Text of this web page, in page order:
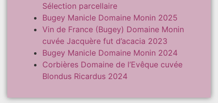
Sélection parcellaire
Bugey Manicle Domaine Monin 2025
Vin de France (Bugey) Domaine Monin
cuvée Jacquère fut d’acacia 2023
Bugey Manicle Domaine Monin 2024
Corbières Domaine de l’Evêque cuvée
Blondus Ricardus 2024